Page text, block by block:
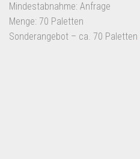
Mindestabnahme: Anfrage
Menge: 70 Paletten
Sonderangebot – ca. 70 Paletten